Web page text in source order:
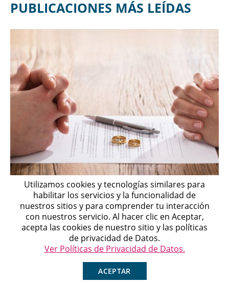
PUBLICACIONES MÁS LEÍDAS
Divorcio de Mutuo Acuerdo: Requisitos, trámite y
qué pasa si hay hijos o...
Michell
Agente en Línea
Chatea ahora
Utilizamos cookies y tecnologías similares para
habilitar los servicios y la funcionalidad de
nuestros sitios y para comprender tu interacción
con nuestros servicio. Al hacer clic en Aceptar,
acepta las cookies de nuestro sitio y las políticas
de privacidad de Datos.
Ver Políticas de Privacidad de Datos.
ACEPTAR